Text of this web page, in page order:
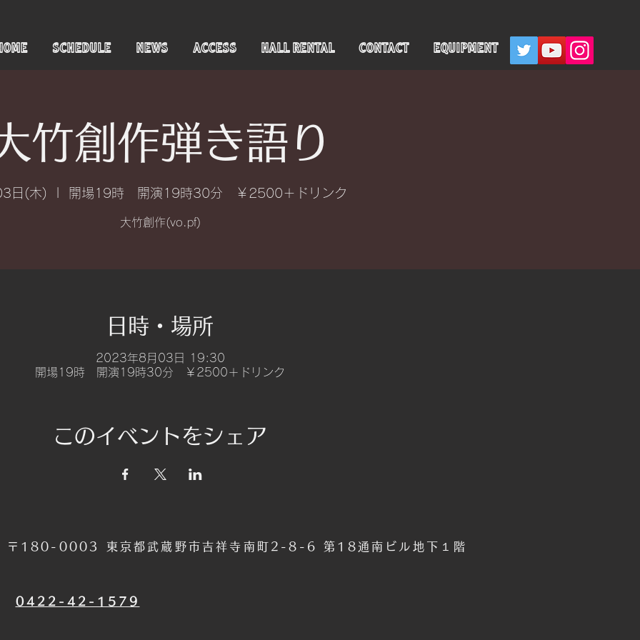
SCHEDULE NEWS ACCESS HALL RENTAL CONTACT EQUIPMENT
竹創作弾き語り
日(木) 開場19時 開演19時30分 ￥2500＋ドリンク
大竹創作(vo.pf)
日時・場所
2023年8月03日 19:30
開場19時 開演19時30分 ￥2500＋ドリンク
このイベントをシェア
〒180-0003 東京都武蔵野市吉祥寺南町2-8-6 第18通南ビル地下１階
​0422-42-1579